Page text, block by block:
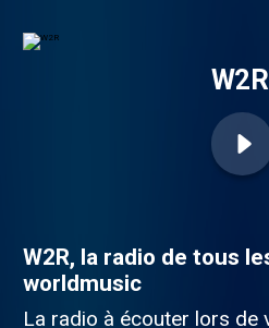
W2R
W2R, la radio de tous
worldmusic
La radio à écouter lors de